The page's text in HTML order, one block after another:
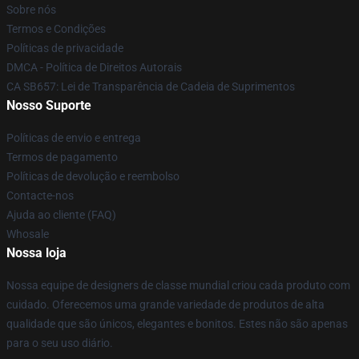
Sobre nós
Termos e Condições
Políticas de privacidade
DMCA - Política de Direitos Autorais
CA SB657: Lei de Transparência de Cadeia de Suprimentos
Nosso Suporte
Políticas de envio e entrega
Termos de pagamento
Políticas de devolução e reembolso
Contacte-nos
Ajuda ao cliente (FAQ)
Whosale
Nossa loja
Nossa equipe de designers de classe mundial criou cada produto com
cuidado. Oferecemos uma grande variedade de produtos de alta
qualidade que são únicos, elegantes e bonitos. Estes não são apenas
para o seu uso diário.